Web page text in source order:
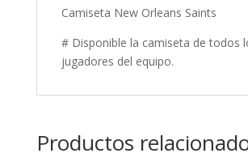
Camiseta New Orleans Saints
# Disponible la camiseta de todos
jugadores del equipo.
Productos